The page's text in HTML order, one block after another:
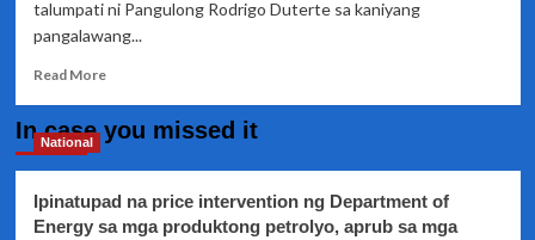
talumpati ni Pangulong Rodrigo Duterte sa kaniyang
pangalawang...
Read MoreRead
Malacañang
publiko
na
In case you missed it
National
Ipinatupad na price intervention ng Department of
Energy sa mga produktong petrolyo, aprub sa mga